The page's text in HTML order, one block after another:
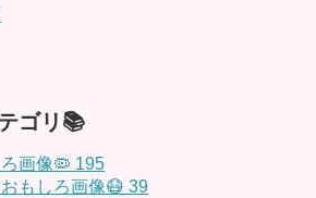
ゴリ📚
画像🦠 195
もしろ画像😷 39